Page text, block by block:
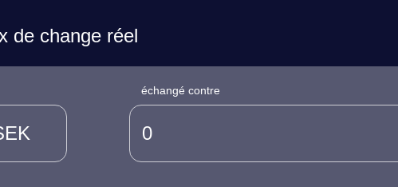
de change réel
échangé contre